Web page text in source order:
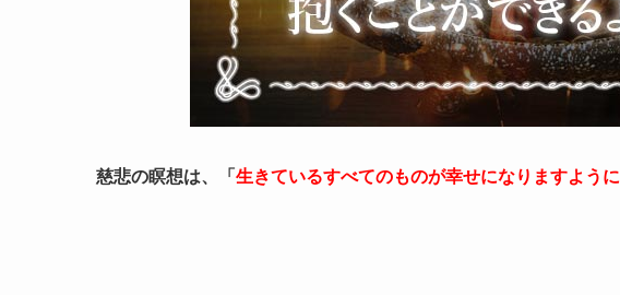
慈悲の瞑想は、「 生きているすべてのものが幸せになりますように